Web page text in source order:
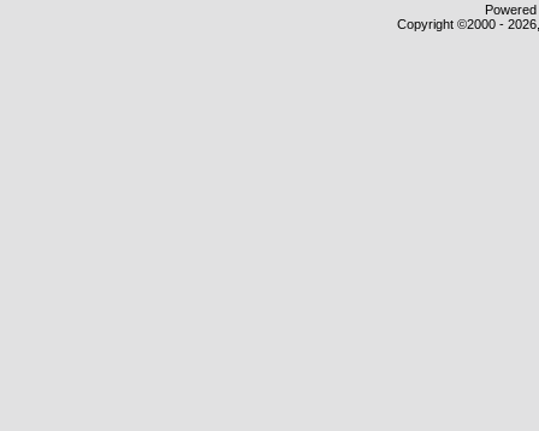
Copyright ©2000 -